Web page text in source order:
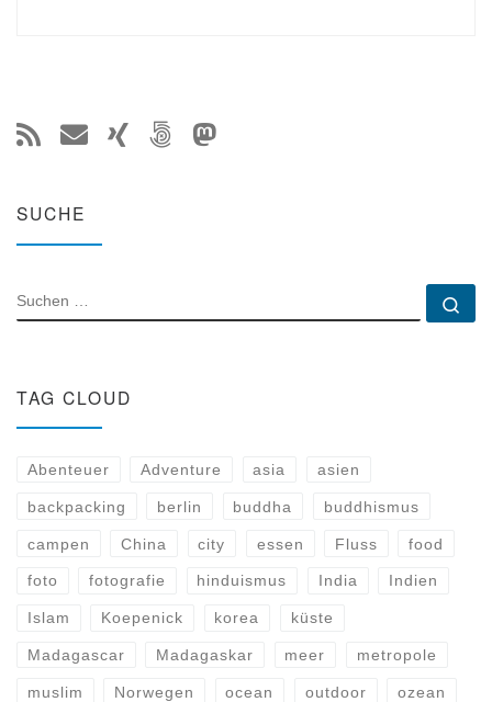
SUCHE
SUCHE
TAG CLOUD
Abenteuer Adventure asia asien
backpacking berlin buddha buddhismus
campen China city essen Fluss food
foto fotografie hinduismus India Indien
Islam Koepenick korea küste
Madagascar Madagaskar meer metropole
muslim Norwegen ocean outdoor ozean